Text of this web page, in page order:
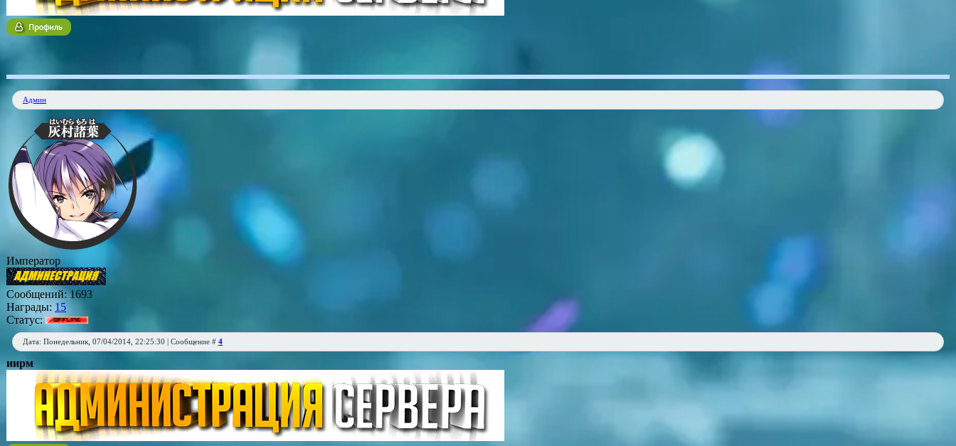
Админ
Император
Сообщений:1693
Награды: 15
Статус:
Дата: Понедельник, 07/04/2014, 22:25:30 | Сообщение # 4
иирм